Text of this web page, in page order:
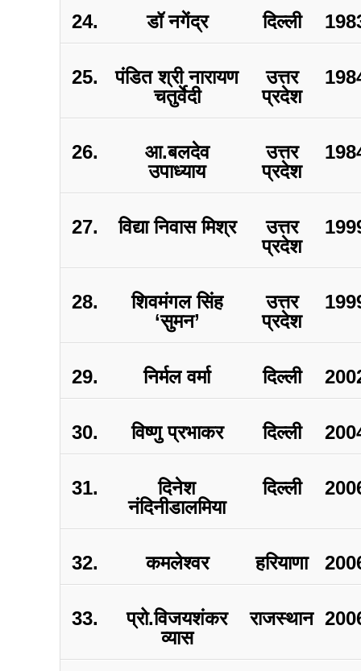
24. डॉ नगेंद्र दिल्ली
25.
पंडित श्री नारायण
चतुर्वेदी
उत्तर
प्रदेश
26.
आ.बलदेव
उपाध्याय
उत्तर
प्रदेश
27. विद्या निवास मिश्र
उत्तर
प्रदेश
28.
शिवमंगल सिंह
‘सुमन’
उत्तर
प्रदेश
29. निर्मल वर्मा दिल्ली
30. विष्णु प्रभाकर दिल्ली
31.
दिनेश
नंदिनीडालमिया
दिल्ली
32. कमलेश्वर हरियाणा
33.
प्रो.विजयशंकर
व्यास
राजस्थान